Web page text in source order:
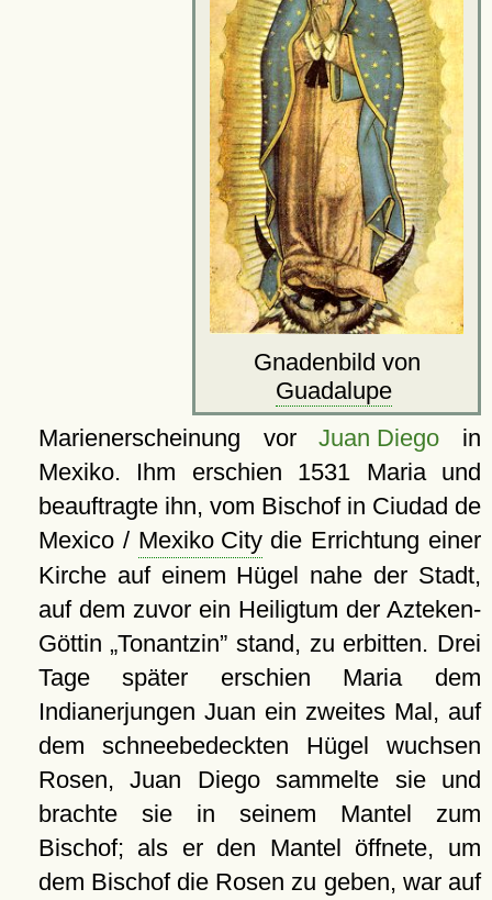
Gnadenbild von
Guadalupe
Marienerscheinung vorJuan Diego in
Mexiko. Ihm erschien 1531 Maria und
beauftragte ihn, vom Bischof in Ciudad de
Mexico / Mexiko Citydie Errichtung einer
Kirche auf einem Hügel nahe der Stadt,
auf dem zuvor ein Heiligtum der Azteken-
Göttin Tonantzin stand, zu erbitten. Drei
Tage später erschien Maria dem
Indianerjungen Juan ein zweites Mal, auf
dem schneebedeckten Hügel wuchsen
Rosen, Juan Diego sammelte sie und
brachte sie in seinem Mantel zum
Bischof; als er den Mantel öffnete, um
dem Bischof die Rosen zu geben, war auf